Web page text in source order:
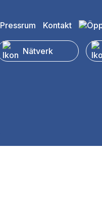
Pressrum Kontakt
Nätverk